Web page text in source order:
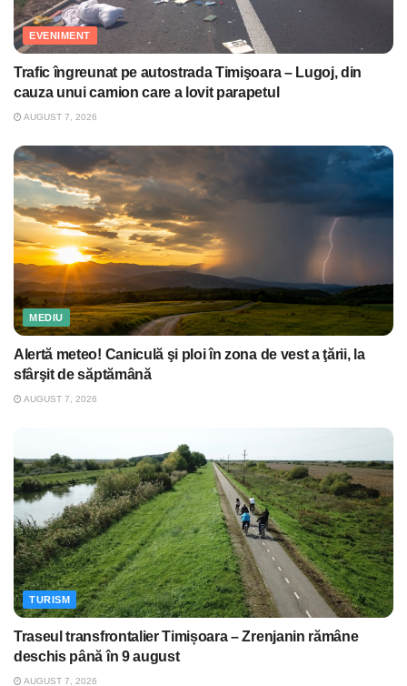
EVENIMENT
Trafic îngreunat pe autostrada Timişoara – Lugoj, din
cauza unui camion care a lovit parapetul
AUGUST 7, 2026
MEDIU
Alertă meteo! Caniculă şi ploi în zona de vest a ţării, la
sfârşit de săptămână
AUGUST 7, 2026
TURISM
Traseul transfrontalier Timișoara – Zrenjanin rămâne
deschis până în 9 august
AUGUST 7, 2026